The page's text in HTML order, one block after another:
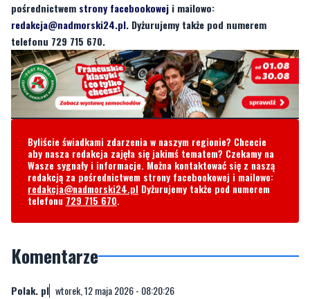
pośrednictwem strony facebookowej i mailowo:
redakcja@nadmorski24.pl. Dyżurujemy także pod numerem
telefonu 729 715 670.
Byliście świadkami zdarzenia w naszym regionie? Chcecie
aby nasza redakcja zajęła się jakimś tematem? Czekamy na
Wasze sygnały i informacje. Można kontaktować się z naszą
redakcją za pośrednictwem strony facebookowej i mailowo:
redakcja@nadmorski24.pl Dyżurujemy także pod numerem
telefonu 729 715 670.
Komentarze
Polak. pl wtorek, 12 maja 2026 - 08:20:26